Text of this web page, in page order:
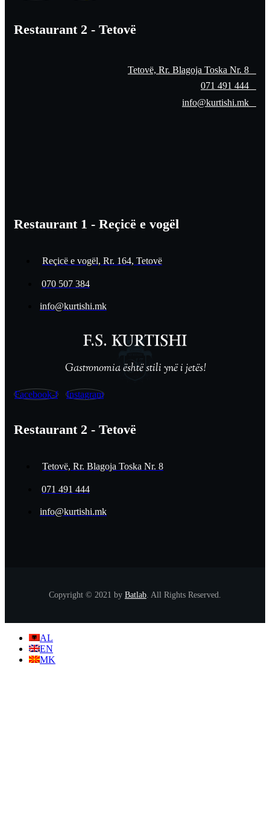
Restaurant 2 - Tetovë
Tetovë, Rr. Blagoja Toska Nr. 8
071 491 444
info@kurtishi.mk
Restaurant 1 - Reçicë e vogël
Reçicë e vogël, Rr. 164, Tetovë
070 507 384
info@kurtishi.mk
Gastronomia është stili ynë i jetës!
Facebook-f Instagram
Restaurant 2 - Tetovë
Tetovë, Rr. Blagoja Toska Nr. 8
071 491 444
info@kurtishi.mk
Copyright © 2021 by Batlab. All Rights Reserved.
AL
EN
MK